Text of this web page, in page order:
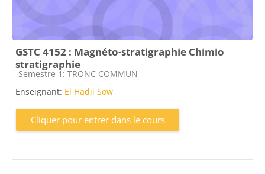
GSTC 4152 : Magnéto-stratigraphie Chimio
stratigraphie
Catégorie de cours
Semestre 1: TRONC COMMUN
Enseignant: El Hadji Sow
Cliquer pour entrer dans le cours